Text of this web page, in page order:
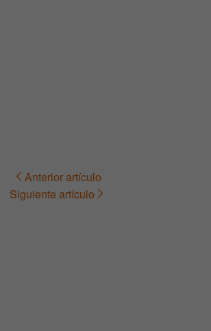
Anterior artículo
Siguiente artículo